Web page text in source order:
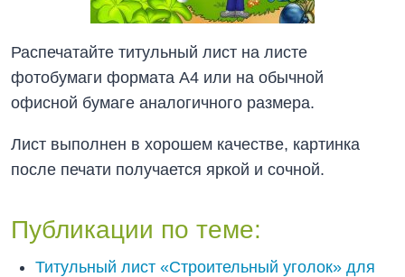
Распечатайте титульный лист на листе
фотобумаги формата А4 или на обычной
офисной бумаге аналогичного размера.
Лист выполнен в хорошем качестве, картинка
после печати получается яркой и сочной.
Публикации по теме:
Титульный лист «Строительный уголок» для